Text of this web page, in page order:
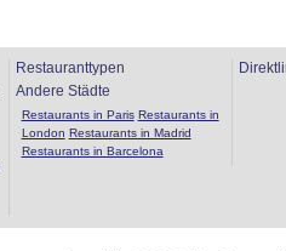
Restauranttypen
Andere Städte
Restaurants in Paris Restaurants in
London Restaurants in Madrid
Restaurants in Barcelona